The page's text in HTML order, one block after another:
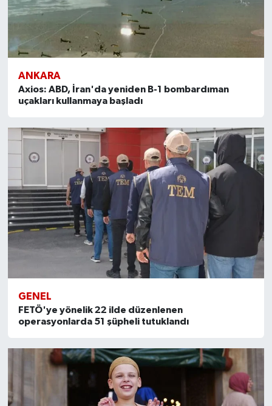
ANKARA
Axios: ABD, İran'da yeniden B-1 bombardıman
uçakları kullanmaya başladı
GENEL
FETÖ'ye yönelik 22 ilde düzenlenen
operasyonlarda 51 şüpheli tutuklandı